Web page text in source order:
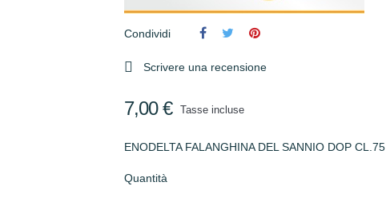
Condividi
 Scrivere una recensione
7,00 € Tasse incluse
ENODELTA FALANGHINA DEL SANNIO DOP CL.75
Quantità